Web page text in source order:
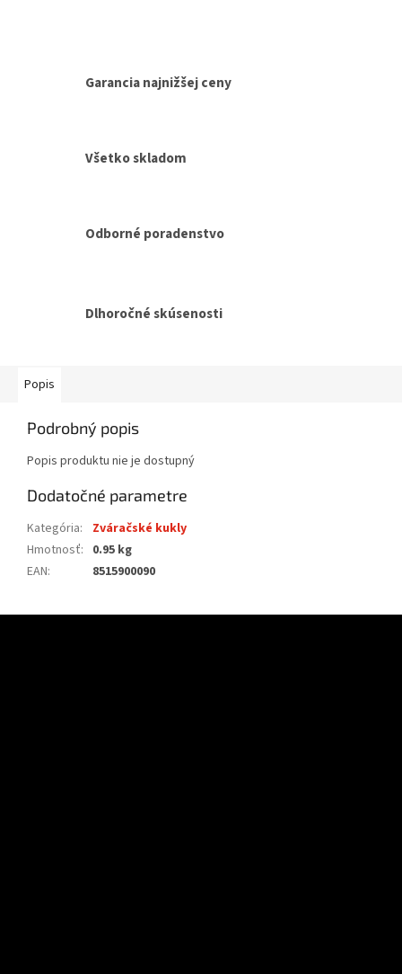
Garancia najnižšej ceny
Všetko skladom
Odborné poradenstvo
Dlhoročné skúsenosti
Popis
Podrobný popis
Popis produktu nie je dostupný
Dodatočné parametre
Kategória:
Zváračské kukly
Hmotnosť: 0.95 kg
EAN: 8515900090